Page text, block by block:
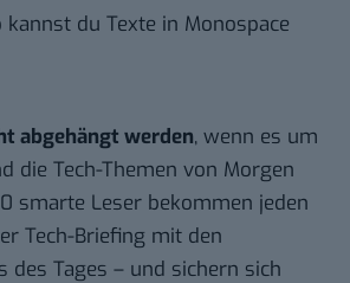
kannst du Texte in Monospace
abgehängt werden, wenn es um
die Tech-Themen von Morgen
smarte Leser bekommen jeden
Tech-Briefing mit den
des Tages – und sichern sich